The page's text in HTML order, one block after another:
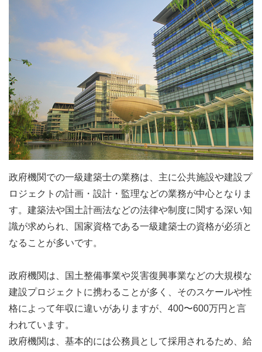
政府機関での一級建築士の業務は、主に公共施設や建設プ
ロジェクトの計画・設計・監理などの業務が中心となりま
す。建築法や国土計画法などの法律や制度に関する深い知
識が求められ、国家資格である一級建築士の資格が必須と
なることが多いです。
政府機関は、国土整備事業や災害復興事業などの大規模な
建設プロジェクトに携わることが多く、そのスケールや性
格によって年収に違いがありますが、400〜600万円と言
われています。
政府機関は、基本的には公務員として採用されるため、給